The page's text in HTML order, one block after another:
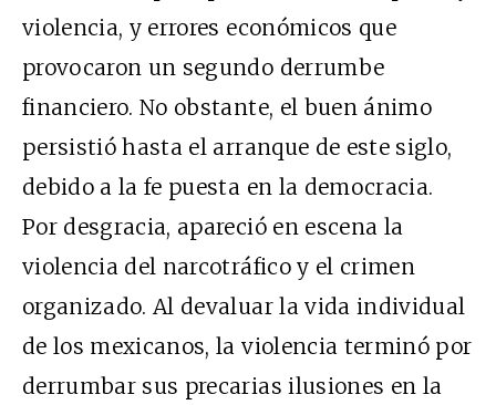
violencia, y errores económicos que
provocaron un segundo derrumbe
financiero. No obstante, el buen ánimo
persistió hasta el arranque de este siglo,
debido a la fe puesta en la democracia.
Por desgracia, apareció en escena la
violencia del narcotráfico y el crimen
organizado. Al devaluar la vida individual
de los mexicanos, la violencia terminó por
derrumbar sus precarias ilusiones en la